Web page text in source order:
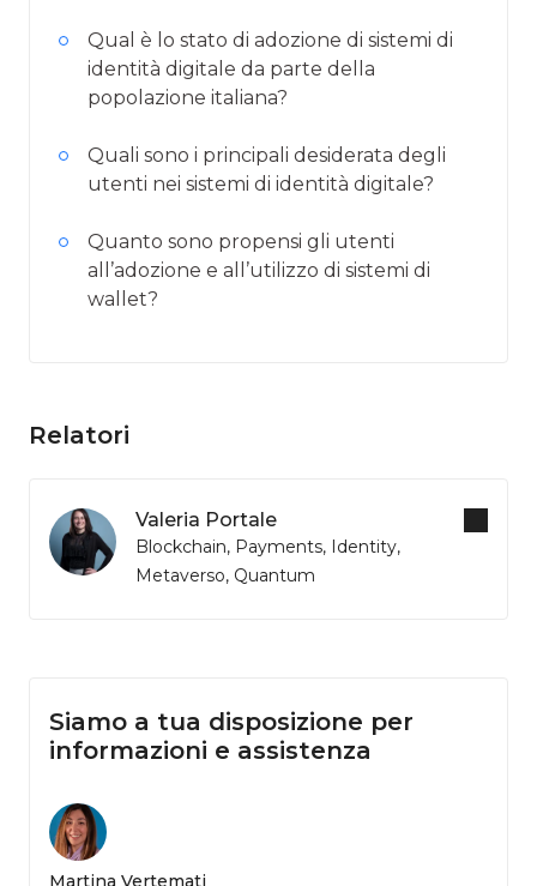
Qual è lo stato di adozione di sistemi di
identità digitale da parte della
popolazione italiana?
Quali sono i principali desiderata degli
utenti nei sistemi di identità digitale?
Quanto sono propensi gli utenti
all’adozione e all’utilizzo di sistemi di
wallet?
Relatori
Valeria Portale
Blockchain, Payments, Identity,
Metaverso, Quantum
Siamo a tua disposizione per
informazioni e assistenza
Martina Vertemati